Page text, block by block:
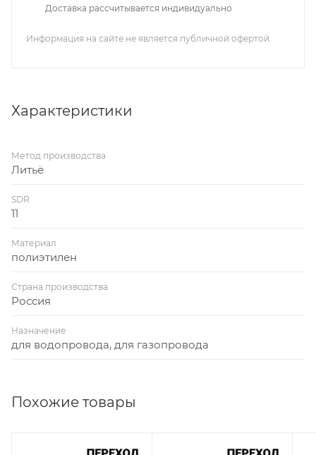
Доставка рассчитывается индивидуально
Информация на сайте не является публичной офертой
Характеристики
Метод производства
Литьё
SDR
11
Материал
полиэтилен
Страна производства
Россия
Назначение
для водопровода, для газопровода
Похожие товары